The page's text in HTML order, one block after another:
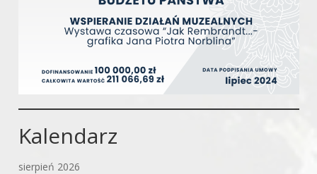
Kalendarz
sierpień 2026